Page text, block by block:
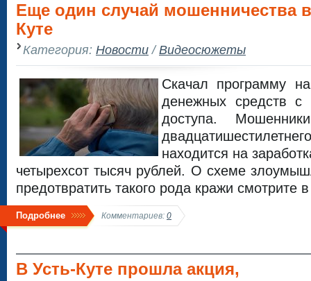
Еще один случай мошенничества
Куте
Категория: Новости/Видеосюжеты
Скачал программу
денежных средств с
доступа.
находится на
четырехсот тысяч рублей. О схеме
предотвратить такого рода кражи смотрите
Подробнее Комментариев: 0
В Усть-Куте прошла акция,